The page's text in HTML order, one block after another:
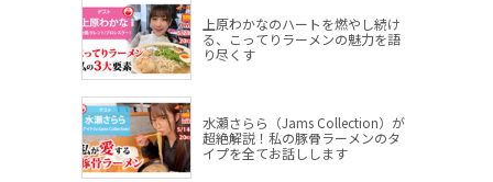
上原わかなのハートを燃やし続け
る、こってりラーメンの魅力を語
り尽くす
水瀬さらら（Jams Collection）が
超絶解説！私の豚骨ラーメンのタ
イプを全てお話しします